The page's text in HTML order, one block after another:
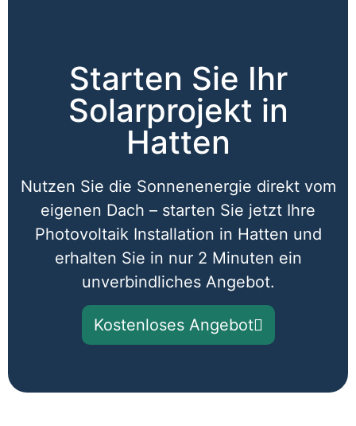
Starten Sie Ihr
Solarprojekt in
Hatten​
Nutzen Sie die Sonnenenergie direkt vom
eigenen Dach – starten Sie jetzt Ihre
Photovoltaik Installation in Hatten und
erhalten Sie in nur 2 Minuten ein
unverbindliches Angebot.
Kostenloses Angebot